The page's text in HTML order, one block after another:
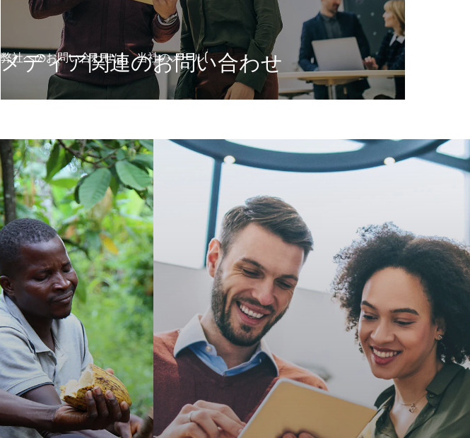
メディア関連のお問い合わせ
弊社へのお問い合わせは、当社のメール(
jpcs@ferrero.com
)までお寄せください。